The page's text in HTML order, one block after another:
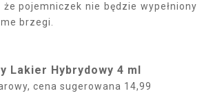
pojemniczek nie będzie wypełniony
brzegi.
Lakier Hybrydowy 4 ml
cena sugerowana 14,99